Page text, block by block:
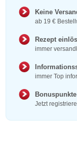
Keine
ab 19 €
Rezept
immer
immer Top
Jetzt